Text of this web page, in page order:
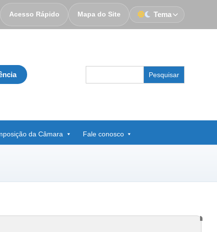
Acesso Rápido Mapa do Site Tema
for:
da Câmara Fale conosco